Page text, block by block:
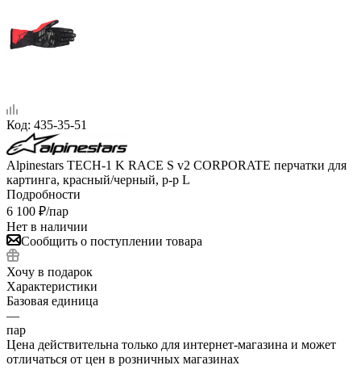
Код: 435-35-51
Alpinestars TECH-1 K RACE S v2 CORPORATE перчатки для
картинга, красный/черный, р-р L
Подробности
6 100 ₽/пар
Нет в наличии
Сообщить о поступлении товара
Хочу в подарок
Характеристики
Базовая единица
—
пар
Цена действительна только для интернет-магазина и может
отличаться от цен в розничных магазинах